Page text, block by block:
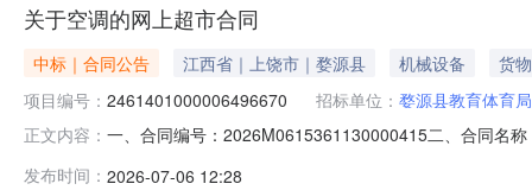
关于空调的网上超市合同
中标｜合同公告 江西省｜上饶市｜婺源县 机械设备
货物
项目编号： 2461401000006496670 招标单位： 婺源县教育体育局
正文内容： 一、合同编号：2026M0615361130000415二、合同名
市婺源县紫阳镇天佑西路婺园商贸城正门联系方式：
发布时间： 2026-07-06 12:28